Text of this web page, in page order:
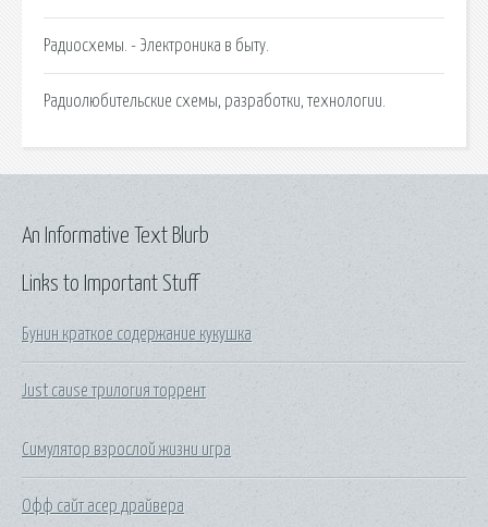
Радиосхемы. - Электроника в быту.
Радиолюбительские схемы, разработки, технологии.
Links to Important Stuff
Бунин краткое содержание кукушка
Just cause трилогия торрент
Симулятор взрослой жизни игра
Офф сайт асер драйвера
An Informative Text Blurb